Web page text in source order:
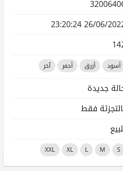
26/06/2022
أسود أزرق أحمر آخر
جديدة
فقط
S
M
L
XL
XXL